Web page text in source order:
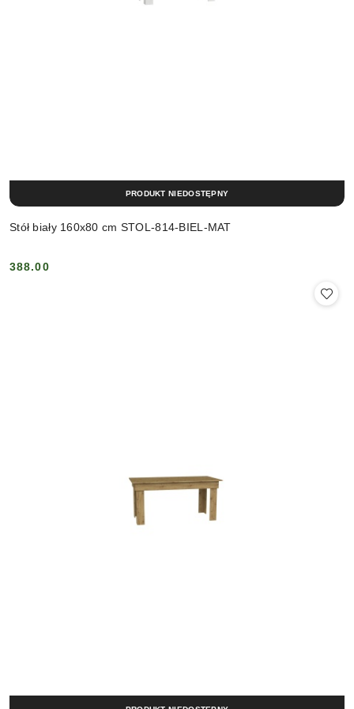
Stół biały 160x80 cm STOL-814-BIEL-MAT
Cena:
388.00
PRODUKT NIEDOSTĘPNY